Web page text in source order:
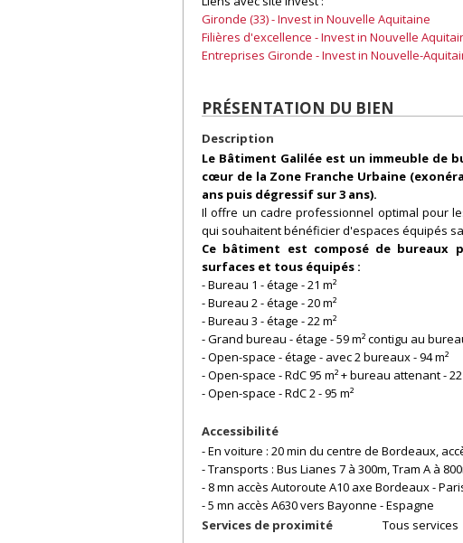
Gironde (33) - Invest in Nouvelle Aquitaine
Filières d'excellence - Invest in Nouvelle
Entreprises Gironde - Invest in Nouvelle-
PRÉSENTATION DU BIEN
Description
Le Bâtiment Galilée est un immeuble de
cœur de la Zone Franche Urbaine
ans puis dégressif sur 3 ans).
Il offre un cadre professionnel optimal pour
qui souhaitent bénéficier d'espaces équipés
Ce bâtiment est composé de bureaux
surfaces et tous équipés :
- Bureau 1 - étage - 21 m²
- Bureau 2 - étage - 20 m²
- Bureau 3 - étage - 22 m²
- Grand bureau - étage - 59 m² contigu au
- Open-space - étage - avec 2 bureaux - 94 m²
- Open-space - RdC 95 m² + bureau attenant - 22
- Open-space - RdC 2 - 95 m²
Accessibilité
- En voiture : 20 min du centre de Bordeaux,
- Transports : Bus Lianes 7 à 300m, Tram A à
- 8 mn accès Autoroute A10 axe Bordeaux -
- 5 mn accès A630 vers Bayonne - Espagne
Services de proximité
Tous services